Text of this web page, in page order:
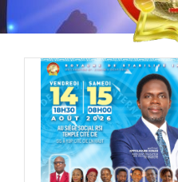
FONDATEUR
NOS EGLISES
CULTES